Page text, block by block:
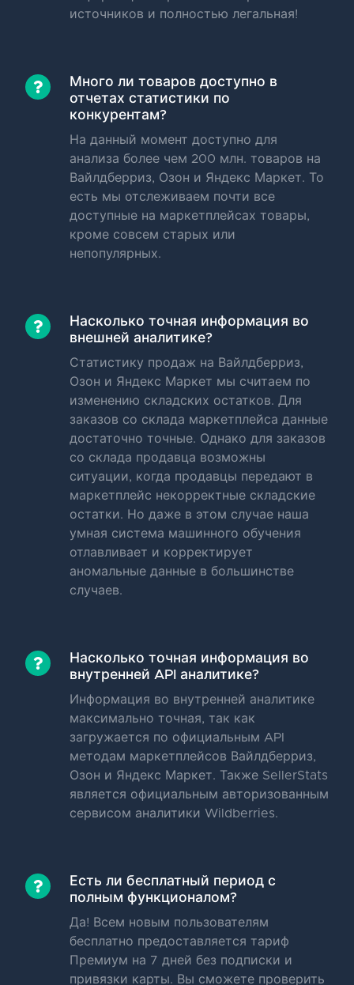
источников и полностью легальная!
Много ли товаров доступно в
отчетах статистики по
конкурентам?
На данный момент доступно для
анализа более чем 200 млн. товаров на
Вайлдберриз, Озон и Яндекс Маркет. То
есть мы отслеживаем почти все
доступные на маркетплейсах товары,
кроме совсем старых или
непопулярных.
Насколько точная информация во
внешней аналитике?
Статистику продаж на Вайлдберриз,
Озон и Яндекс Маркет мы считаем по
изменению складских остатков. Для
заказов со склада маркетплейса данные
достаточно точные. Однако для заказов
со склада продавца возможны
ситуации, когда продавцы передают в
маркетплейс некорректные складские
остатки. Но даже в этом случае наша
умная система машинного обучения
отлавливает и корректирует
аномальные данные в большинстве
случаев.
Насколько точная информация во
внутренней API аналитике?
Информация во внутренней аналитике
максимально точная, так как
загружается по официальным API
методам маркетплейсов Вайлдберриз,
Озон и Яндекс Маркет. Также SellerStats
является официальным авторизованным
сервисом аналитики Wildberries.
Есть ли бесплатный период с
полным функционалом?
Да! Всем новым пользователям
бесплатно предоставляется тариф
Премиум на 7 дней без подписки и
привязки карты. Вы сможете проверить